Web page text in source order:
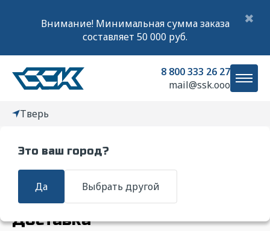
Внимание! Минимальная сумма заказа
составляет 50 000 руб.
✖
Это ваш город?
Да Выбрать другой
8 800 333 26 27
mail@ssk.ooo
Тверь
Доставка
Доставка